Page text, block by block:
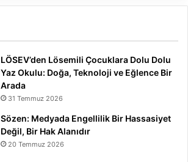
LÖSEV’den Lösemili Çocuklara Dolu Dolu
Yaz Okulu: Doğa, Teknoloji ve Eğlence Bir
Arada
31 Temmuz 2026
Sözen: Medyada Engellilik Bir Hassasiyet
Değil, Bir Hak Alanıdır
20 Temmuz 2026